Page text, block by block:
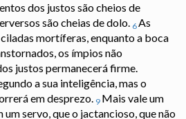
dos justos são cheios de
são cheias de dolo. 6As
mortíferas, enquanto a boca
os ímpios não
justos permanecerá firme.
a sua inteligência, mas o
em desprezo. 9 Mais vale um
um servo, que o jactancioso, que não